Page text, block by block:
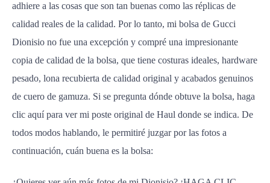
adhiere a las cosas que son tan buenas como las réplicas de
calidad reales de la calidad. Por lo tanto, mi bolsa de Gucci
Dionisio no fue una excepción y compré una impresionante
copia de calidad de la bolsa, que tiene costuras ideales, hardware
pesado, lona recubierta de calidad original y acabados genuinos
de cuero de gamuza. Si se pregunta dónde obtuve la bolsa, haga
clic aquí para ver mi poste original de Haul donde se indica. De
todos modos hablando, le permitiré juzgar por las fotos a
continuación, cuán buena es la bolsa: